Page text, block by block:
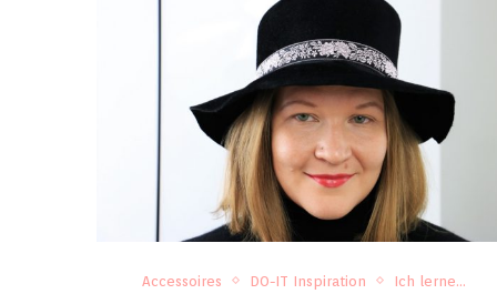
Accessoires DO-IT Inspiration Ich lerne...